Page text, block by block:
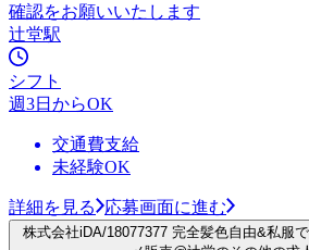
確認をお願いいたします
辻堂駅
シフト
週3日からOK
交通費支給
未経験OK
詳細を見る 応募画面に進む
株式会社iDA/18077377 完全髪色自由&私服